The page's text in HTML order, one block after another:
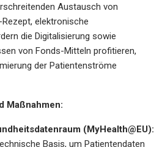
Austausch von
elektronische
die Digitalisierung sowie
von Fonds-Mitteln profitieren,
der Patientenströme
Maßnahmen:
(MyHealth@EU):
Basis, um Patientendaten